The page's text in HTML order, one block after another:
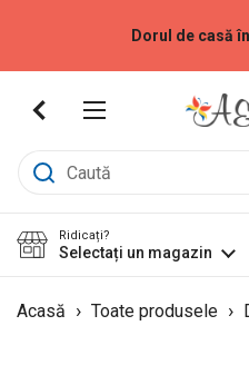
Dorul de casă
Deschide meniu
Ridicați?
Selectați un magazin
Acasă › Toate produsele ›